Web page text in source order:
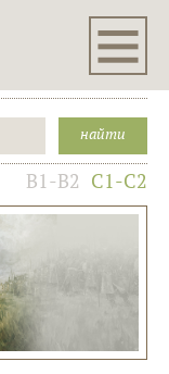
B1-B2 C1-C2